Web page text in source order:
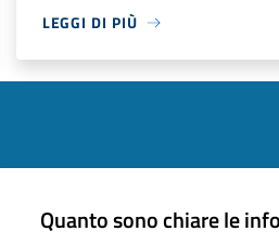
LEGGI DI PIÙ
Quanto sono chiare le